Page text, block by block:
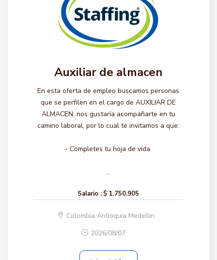
Auxiliar de almacen
En esta oferta de empleo buscamos personas
que se perfilen en el cargo de AUXILIAR DE
ALMACEN, nos gustaría acompañarte en tu
camino laboral, por lo cual te invitamos a que:
- Completes tu hoja de vida.
...
Salario : $ 1.750.905
Colombia Antioquia Medellin
2026/08/07